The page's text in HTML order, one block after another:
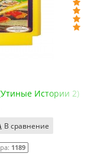
Истории 2)
В сравнение
1189